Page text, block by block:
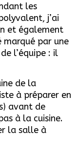
les
j’ai
et également
marqué par une
l’équipe : il
de la
à préparer en
avant de
à la cuisine.
la salle à